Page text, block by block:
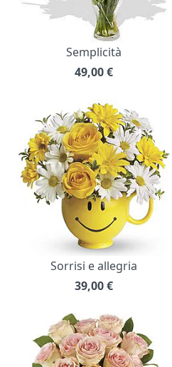
Semplicità
49,00€
Sorrisi e allegria
39,00€